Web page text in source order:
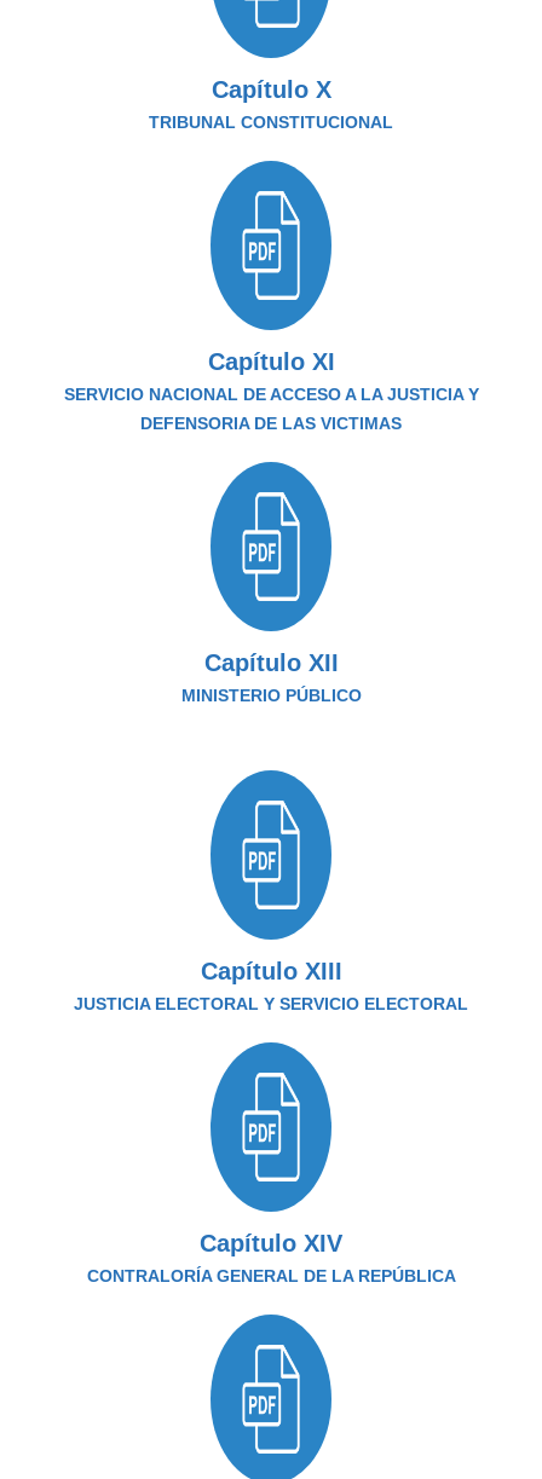
Capítulo X
TRIBUNAL CONSTITUCIONAL
Capítulo XI
SERVICIO NACIONAL DE ACCESO A LA JUSTICIA Y
DEFENSORIA DE LAS VICTIMAS
Capítulo XII
MINISTERIO PÚBLICO
Capítulo XIII
JUSTICIA ELECTORAL Y SERVICIO ELECTORAL
Capítulo XIV
CONTRALORÍA GENERAL DE LA REPÚBLICA